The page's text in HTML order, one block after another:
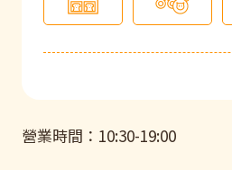
營業時間：10:30-19:00